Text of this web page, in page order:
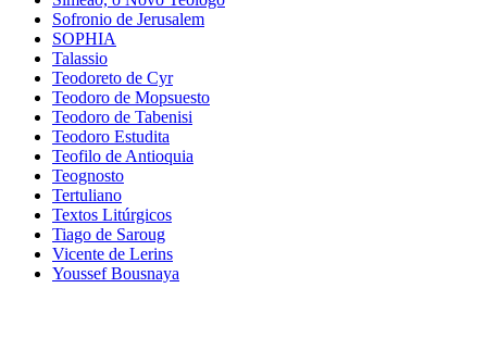
Sofronio de Jerusalem
SOPHIA
Talassio
Teodoreto de Cyr
Teodoro de Mopsuesto
Teodoro de Tabenisi
Teodoro Estudita
Teofilo de Antioquia
Teognosto
Tertuliano
Textos Litúrgicos
Tiago de Saroug
Vicente de Lerins
Youssef Bousnaya